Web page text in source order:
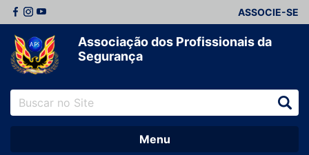
ASSOCIE-SE
Associação dos Profissionais da
Segurança
Menu